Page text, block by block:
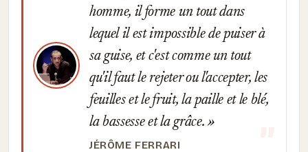
homme, il forme un tout dans
lequel il est impossible de puiser à
sa guise, et c'est comme un tout
qu'il faut le rejeter ou l'accepter, les
feuilles et le fruit, la paille et le blé,
la bassesse et la grâce.
JÉRÔME FERRARI